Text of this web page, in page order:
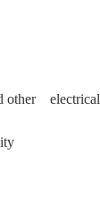
other electrical